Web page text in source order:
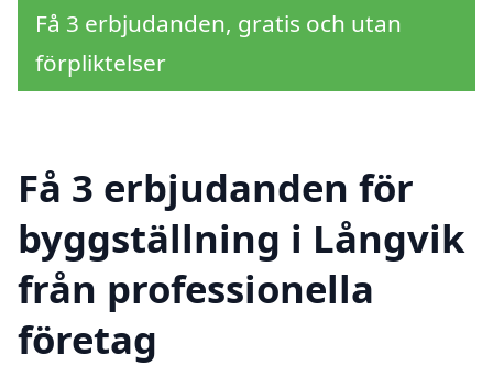
Få 3 erbjudanden, gratis och utan
förpliktelser
Få 3 erbjudanden för
byggställning i Långvik
från professionella
företag